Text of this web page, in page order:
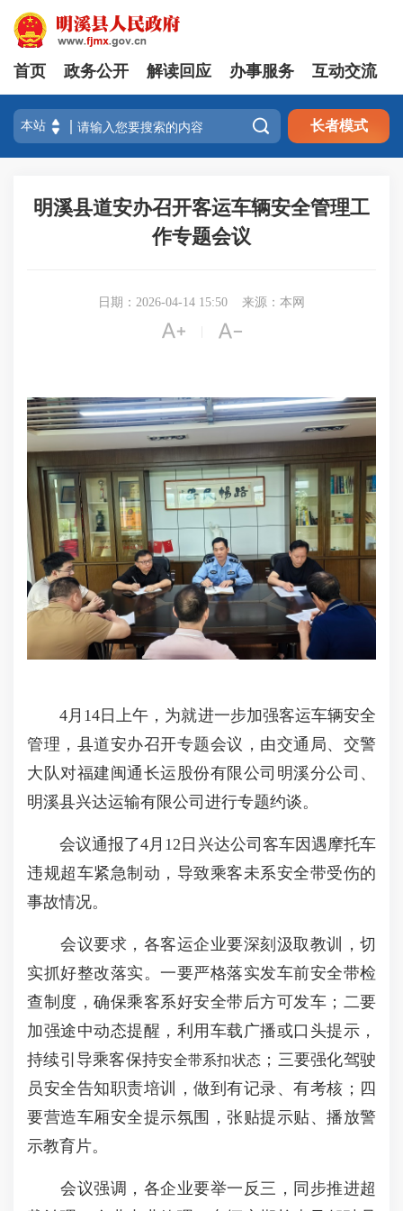
首页 政务公开 解读回应 办事服务 互动交流
 长者模式
明溪县道安办召开客运车辆安全管理工
作专题会议
日期：2026-04-14 15:50 来源：本网
 
4月14日上午，为就进一步加强客运车辆安全
管理，县道安办召开专题会议，由交通局、交警
大队对福建闽通长运股份有限公司明溪分公司、
明溪县兴达运输有限公司进行专题约谈。
会议通报了4月12日兴达公司客车因遇摩托车
违规超车紧急制动，导致乘客未系安全带受伤的
事故情况。
会议要求，各客运企业要深刻汲取教训，切
实抓好整改落实。一要严格落实发车前安全带检
查制度，确保乘客系好安全带后方可发车；二要
加强途中动态提醒，利用车载广播或口头提示，
持续引导乘客保持安全带系扣状态 ；三要强化驾驶
员安全告知职责培训，做到有记录、有考核；四
要营造车厢安全提示氛围，张贴提示贴、播放警
示教育片。
会议强调，各企业要举一反三，同步推进超